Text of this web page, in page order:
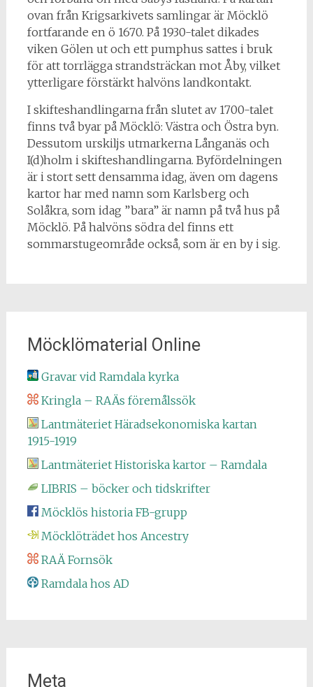
ovan från Krigsarkivets samlingar är Möcklö
fortfarande en ö 1670. På 1930-talet dikades
viken Gölen ut och ett pumphus sattes i bruk
för att torrlägga strandsträckan mot Åby, vilket
ytterligare förstärkt halvöns landkontakt.
I skifteshandlingarna från slutet av 1700-talet
finns två byar på Möcklö: Västra och Östra byn.
Dessutom urskiljs utmarkerna Långanäs och
I(d)holm i skifteshandlingarna. Byfördelningen
är i stort sett densamma idag, även om dagens
kartor har med namn som Karlsberg och
Solåkra, som idag ”bara” är namn på två hus på
Möcklö. På halvöns södra del finns ett
sommarstugeområde också, som är en by i sig.
Möcklömaterial Online
Gravar vid Ramdala kyrka
Kringla – RAÄs föremålssök
Lantmäteriet Häradsekonomiska kartan
1915-1919
Lantmäteriet Historiska kartor – Ramdala
LIBRIS – böcker och tidskrifter
Möcklös historia FB-grupp
Möcklöträdet hos Ancestry
RAÄ Fornsök
Ramdala hos AD
Meta